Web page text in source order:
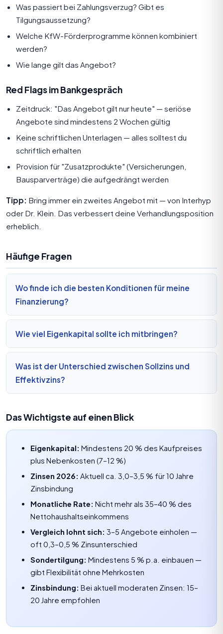
Was passiert bei Zahlungsverzug? Gibt es
Tilgungsaussetzung?
Welche KfW-Förderprogramme können kombiniert
werden?
Wie lange gilt das Angebot?
Red Flags im Bankgespräch
Zeitdruck: "Das Angebot gilt nur heute" — seriöse
Angebote sind mindestens 2 Wochen gültig
Keine schriftlichen Unterlagen — alles solltest du
schriftlich erhalten
Provision für "Zusatzprodukte" (Versicherungen,
Bausparverträge) die aufgedrängt werden
Tipp: Bring immer ein zweites Angebot mit — von Interhyp
oder Dr. Klein. Das verbessert deine Verhandlungsposition
erheblich.
Häufige Fragen
Wo finde ich die besten Konditionen für meine
Finanzierung?
Wie viel Eigenkapital sollte ich mitbringen?
Was ist der Unterschied zwischen Sollzins und
Effektivzins?
Das Wichtigste auf einen Blick
Eigenkapital: Mindestens 20 % des Kaufpreises
plus Nebenkosten (7–12 %)
Zinsen 2026: Aktuell ca. 3,0–3,5 % für 10 Jahre
Zinsbindung
Monatliche Rate: Nicht mehr als 35–40 % des
Nettohaushaltseinkommens
Vergleich lohnt sich: 3–5 Angebote einholen —
oft 0,3–0,5 % Zinsunterschied
Sondertilgung: Mindestens 5 % p.a. einbauen —
gibt Flexibilität ohne Mehrkosten
Zinsbindung: Bei aktuell moderaten Zinsen: 15–
20 Jahre empfohlen